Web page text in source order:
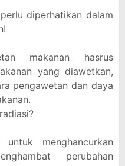
diperhatikan dalam
makanan hasrus
yang diawetkan,
pengawetan dan daya
menghancurkan
perubahan